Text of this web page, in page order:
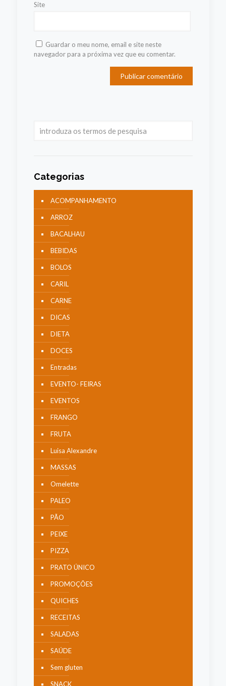
Site
Guardar o meu nome, email e site neste
navegador para a próxima vez que eu comentar.
Categorias
ACOMPANHAMENTO
ARROZ
BACALHAU
BEBIDAS
BOLOS
CARIL
CARNE
DICAS
DIETA
DOCES
Entradas
EVENTO- FEIRAS
EVENTOS
FRANGO
FRUTA
Luisa Alexandre
MASSAS
Omelette
PALEO
PÃO
PEIXE
PIZZA
PRATO ÚNICO
PROMOÇÕES
QUICHES
RECEITAS
SALADAS
SAÚDE
Sem gluten
SNACK